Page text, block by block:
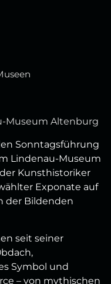
Museum Altenburg
Sonntagsführung
Lindenau-Museum
Kunsthistoriker
Exponate auf
der Bildenden
seit seiner
Symbol und
– von mythischen